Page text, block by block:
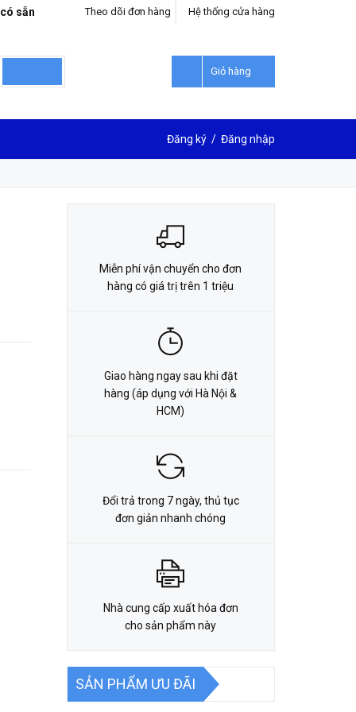
sẵn
Hệ thống cửa hàng
Theo dõi đơn hàng
Giỏ hàng
Đăng ký / Đăng nhập
LIÊN HỆ ĐẶT HÀNG
Miễn phí vận chuyển cho đơn
hàng có giá trị trên 1 triệu
Giao hàng ngay sau khi đặt
hàng (áp dụng với Hà Nội &
HCM)
Đổi trả trong 7 ngày, thủ tục
đơn giản nhanh chóng
Nhà cung cấp xuất hóa đơn
cho sản phẩm này
SẢN PHẨM ƯU ĐÃI